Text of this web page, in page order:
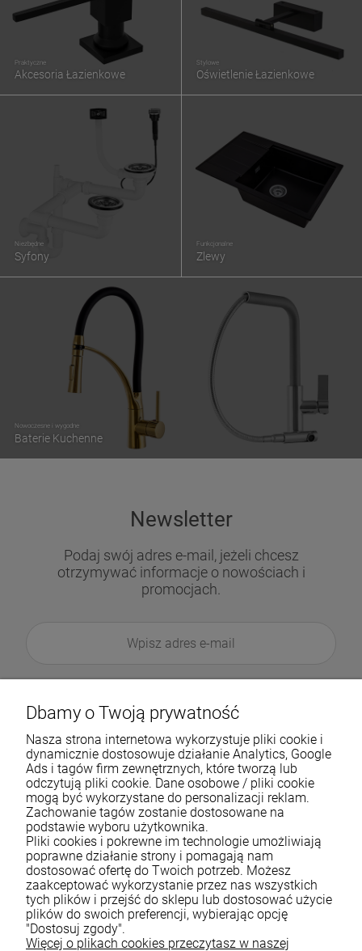
Praktyczne
Akcesoria Łazienkowe
Stylowe
Oświetlenie Łazienkowe
Nowoczesne i wygodne
Baterie Kuchenne
Niezbędne
Syfony
Funkcjonalne
Zlewy
Newsletter
Podaj swój adres e-mail, jeżeli chcesz
otrzymywać informacje o nowościach i
promocjach.
Pomoc
Moje konto
Płatności i dostawa
Dbamy o Twoją prywatność
Nasza strona internetowa wykorzystuje pliki cookie i
dynamicznie dostosowuje działanie Analytics, Google
Ads i tagów firm zewnętrznych, które tworzą lub
odczytują pliki cookie. Dane osobowe / pliki cookie
mogą być wykorzystane do personalizacji reklam.
Zachowanie tagów zostanie dostosowane na
podstawie wyboru użytkownika.
Pliki cookies i pokrewne im technologie umożliwiają
poprawne działanie strony i pomagają nam
dostosować ofertę do Twoich potrzeb. Możesz
zaakceptować wykorzystanie przez nas wszystkich
tych plików i przejść do sklepu lub dostosować użycie
plików do swoich preferencji, wybierając opcję
"Dostosuj zgody".
Więcej o plikach cookies przeczytasz w naszej